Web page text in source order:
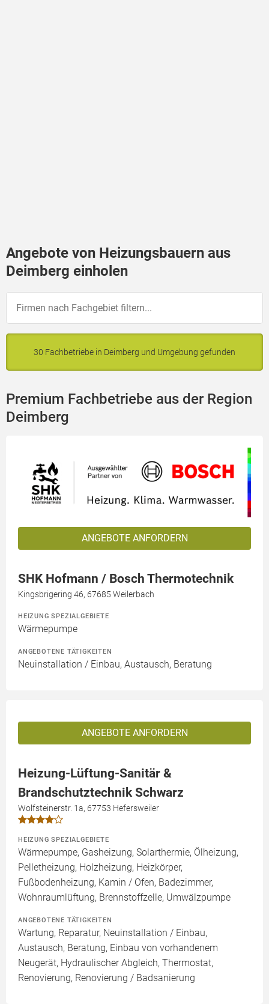
Angebote von Heizungsbauern aus
Deimberg einholen
30 Fachbetriebe in Deimberg und Umgebung gefunden
Premium Fachbetriebe aus der Region
Deimberg
ANGEBOTE ANFORDERN
SHK Hofmann / Bosch Thermotechnik
Kingsbrigering 46, 67685 Weilerbach
HEIZUNG SPEZIALGEBIETE
Wärmepumpe
ANGEBOTENE TÄTIGKEITEN
Neuinstallation / Einbau, Austausch, Beratung
ANGEBOTE ANFORDERN
Heizung-Lüftung-Sanitär &
Brandschutztechnik Schwarz
Wolfsteinerstr. 1a, 67753 Hefersweiler
HEIZUNG SPEZIALGEBIETE
Wärmepumpe, Gasheizung, Solarthermie, Ölheizung,
Pelletheizung, Holzheizung, Heizkörper,
Fußbodenheizung, Kamin / Ofen, Badezimmer,
Wohnraumlüftung, Brennstoffzelle, Umwälzpumpe
ANGEBOTENE TÄTIGKEITEN
Wartung, Reparatur, Neuinstallation / Einbau,
Austausch, Beratung, Einbau von vorhandenem
Neugerät, Hydraulischer Abgleich, Thermostat,
Renovierung, Renovierung / Badsanierung